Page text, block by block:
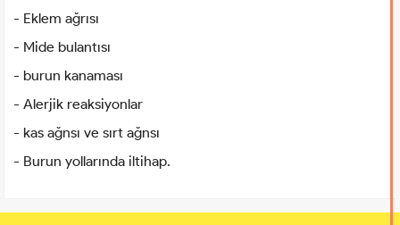
- Eklem ağrısı
- Mide bulantısı
- burun kanaması
- Alerjik reaksiyonlar
- kas ağnsı ve sırt ağnsı
- Burun yollarında iltihap.